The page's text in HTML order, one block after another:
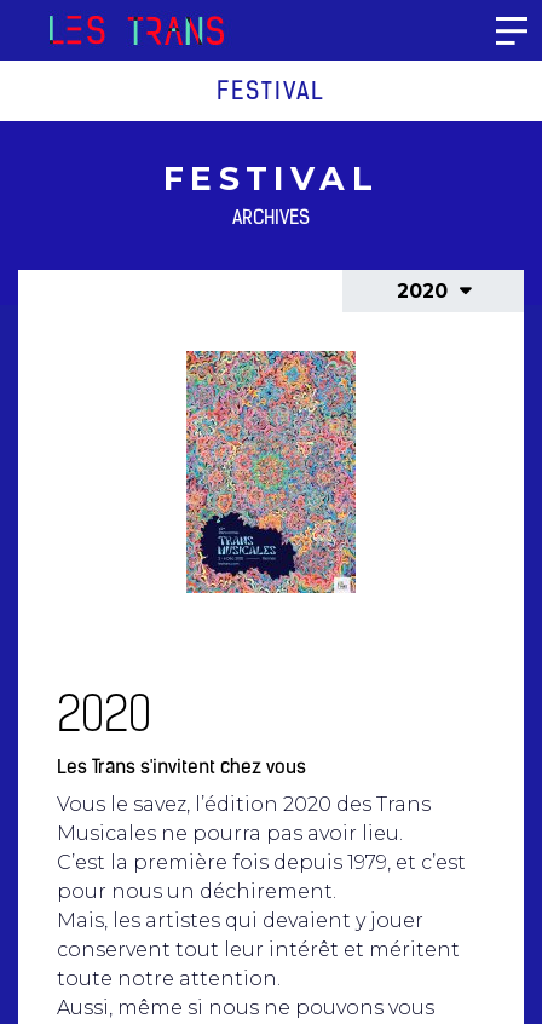
Aller au contenu
FESTIVAL
FESTIVAL
ARCHIVES
2020
2020
Les Trans s'invitent chez vous
Vous le savez, l’édition 2020 des Trans
Musicales ne pourra pas avoir lieu.
C’est la première fois depuis 1979, et c’est
pour nous un déchirement.
Mais, les artistes qui devaient y jouer
conservent tout leur intérêt et méritent
toute notre attention.
Aussi, même si nous ne pouvons vous